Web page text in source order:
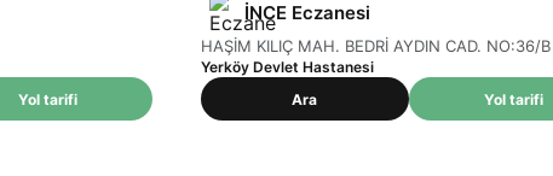
Yol tarifi
İNCE Eczanesi
HAŞİM KILIÇ MAH. BEDRİ AYDIN CAD. NO:36/B
Yerköy Devlet Hastanesi
Ara
Yol tarifi